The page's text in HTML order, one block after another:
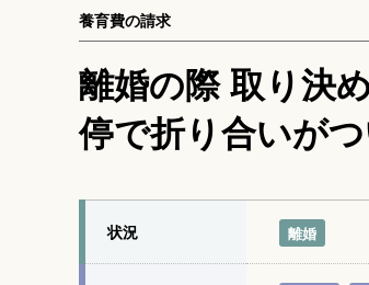
離婚の際 取り決
停で折り合いが
養育費の請求
状況 離婚